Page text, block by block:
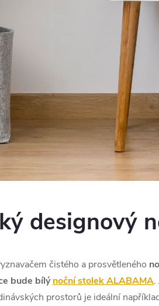
designový
čistého a prosvětleného
bude bílýnoční stolek ALABAMA.
prostorů je ideální